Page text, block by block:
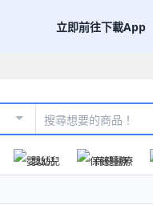
立即前往下載App
嬰幼兒 保健醫療